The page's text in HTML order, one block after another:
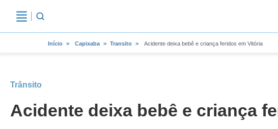
Início Capixaba Transito Acidente deixa bebê e criança feridos em Vitória
Trânsito
Acidente deixa bebê e criança